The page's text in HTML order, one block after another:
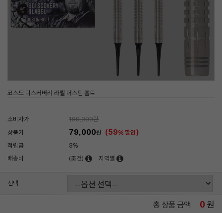
코스모 디스커버리 라벨 더스틴 홀트
소비자가 189,000원
상품가
79,000원 (59% 할인)
적립금
3%
배송비
(조건) 지역별
선택
총 상품 금액 0 원